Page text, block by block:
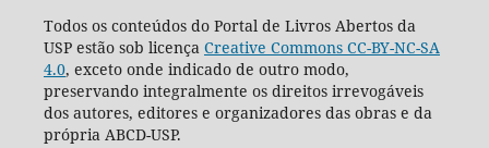
Todos os conteúdos do Portal de Livros Abertos da
USP estão sob licença Creative Commons CC-BY-NC-SA
4.0, exceto onde indicado de outro modo,
preservando integralmente os direitos irrevogáveis
dos autores, editores e organizadores das obras e da
própria ABCD-USP.